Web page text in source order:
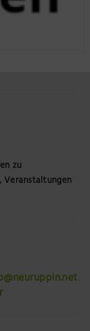
zu
Veranstaltungen